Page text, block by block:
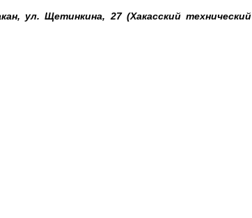
ул. Щетинкина, 27 (Хакасский технический